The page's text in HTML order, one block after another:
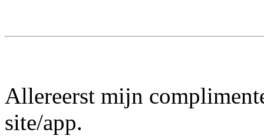
Allereerst mijn
site/app.